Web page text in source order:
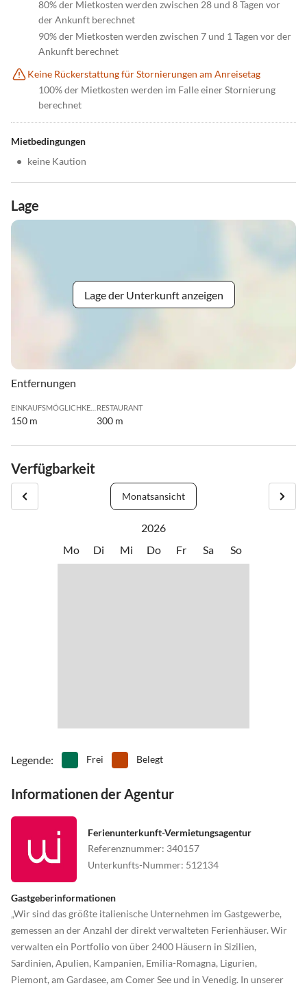
80% der Mietkosten werden zwischen 28 und 8 Tagen vor
der Ankunft berechnet
90% der Mietkosten werden zwischen 7 und 1 Tagen vor der
Ankunft berechnet
Keine Rückerstattung für Stornierungen am Anreisetag
100% der Mietkosten werden im Falle einer Stornierung
berechnet
Mietbedingungen
• keine Kaution
Lage
Lage der Unterkunft anzeigen
Entfernungen
150 m
RESTAURANT
300 m
Verfügbarkeit
Monatsansicht
2026
Mo
Di Mi Do Fr Sa So
Legende: Frei Belegt
Informationen der Agentur
Ferienunterkunft-Vermietungsagentur
Referenznummer: 340157
Unterkunfts-Nummer: 512134
Gastgeberinformationen
„Wir sind das größte italienische Unternehmen im Gastgewerbe,
gemessen an der Anzahl der direkt verwalteten Ferienhäuser. Wir
verwalten ein Portfolio von über 2400 Häusern in Sizilien,
Sardinien, Apulien, Kampanien, Emilia-Romagna, Ligurien,
Piemont, am Gardasee, am Comer See und in Venedig. In unserer